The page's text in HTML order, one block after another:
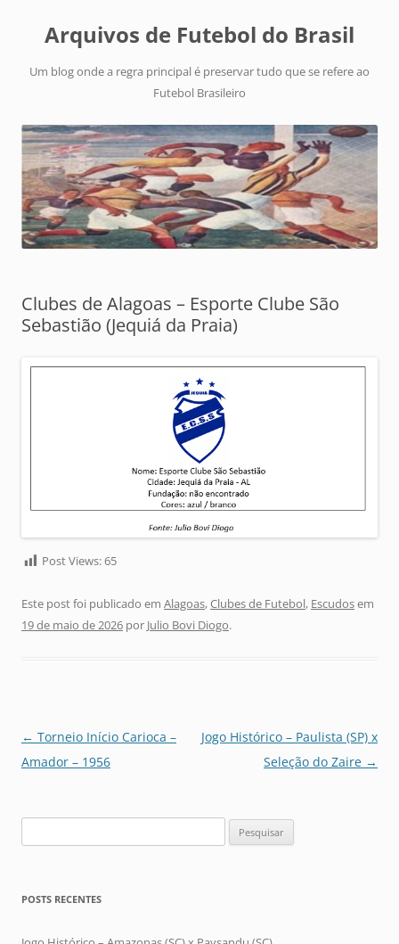
Arquivos de Futebol do Brasil
Um blog onde a regra principal é preservar tudo que se refere ao
Futebol Brasileiro
Clubes de Alagoas – Esporte Clube São
Sebastião (Jequiá da Praia)
Post Views:65
Este post foi publicado em Alagoas,Clubes de Futebol, Escudosem
19 de maio de 2026 por Julio Bovi Diogo.
Navegação
de
← Torneio Início Carioca –
Amador – 1956
Jogo Histórico – Paulista (SP) x
Seleção do Zaire →
por:
POSTS RECENTES